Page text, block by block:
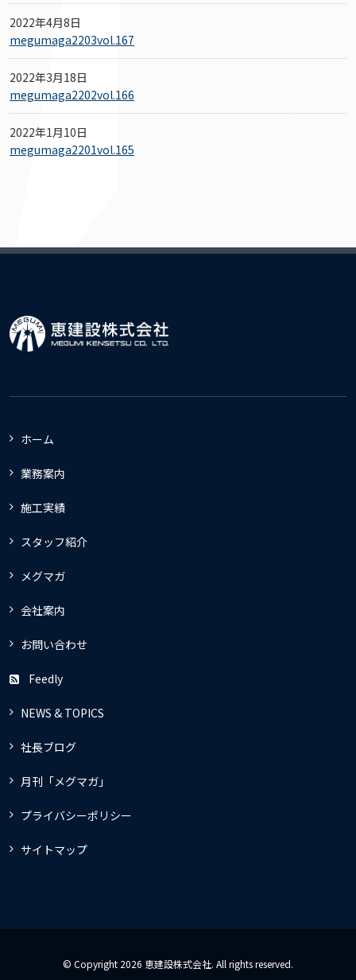
2022年4月8日
megumaga2203vol.167
2022年3月18日
megumaga2202vol.166
2022年1月10日
megumaga2201vol.165
ホーム
業務案内
施工実績
スタッフ紹介
メグマガ
会社案内
お問い合わせ
Feedly
NEWS & TOPICS
社長ブログ
月刊「メグマガ」
プライバシーポリシー
サイトマップ
© Copyright 2026 恵建設株式会社. All rights reserved.